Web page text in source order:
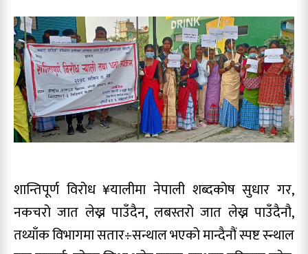
शान्तिपूर्ण विरोध ¥यालीमा नेपाली शब्दकोष सुधार गर,
नकचरो जात लेख्न पाउँदैन, लबस्तरो जात लेख्न पाउँदैनौ,
तथ्याँक विभागमा सतार÷सन्थाल भएको मान्दैनौं स्पष्ट स्न्थाल